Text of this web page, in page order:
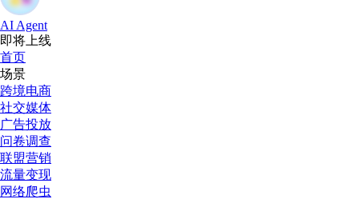
AI Agent
即将上线
首页
场景
跨境电商
社交媒体
广告投放
问卷调查
联盟营销
流量变现
网络爬虫